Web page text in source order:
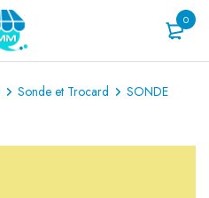
0
Sonde et Trocard
SONDE